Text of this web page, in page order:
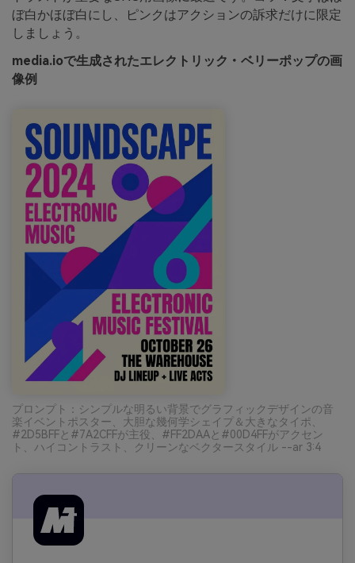
ぼ白かほぼ白にし、ピンクはアクションの訴求だけに限定
しましょう。
media.ioで生成されたエレクトリック・ベリーポップの画
像例
プロンプト：シンプルな明るい背景でグラフィックデザインの音
楽イベントポスター、大胆な幾何学シェイプ＆大きなタイポ、
#2D5BFFと#7A2CFFが主役、#FF2DAAと#00D4FFがアクセン
ト、ハイコントラスト、クリーンなベクタースタイル --ar 3:4